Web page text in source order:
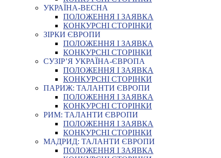
УКРАЇНА-ВЕСНА
ПОЛОЖЕННЯ І ЗАЯВКА
КОНКУРСНІ СТОРІНКИ
ЗІРКИ ЄВРОПИ
ПОЛОЖЕННЯ І ЗАЯВКА
КОНКУРСНІ СТОРІНКИ
СУЗІР’Я УКРАЇНА-ЄВРОПА
ПОЛОЖЕННЯ І ЗАЯВКА
КОНКУРСНІ СТОРІНКИ
ПАРИЖ: ТАЛАНТИ ЄВРОПИ
ПОЛОЖЕННЯ І ЗАЯВКА
КОНКУРСНІ СТОРІНКИ
РИМ: ТАЛАНТИ ЄВРОПИ
ПОЛОЖЕННЯ І ЗАЯВКА
КОНКУРСНІ СТОРІНКИ
МАДРИД: ТАЛАНТИ ЄВРОПИ
ПОЛОЖЕННЯ І ЗАЯВКА